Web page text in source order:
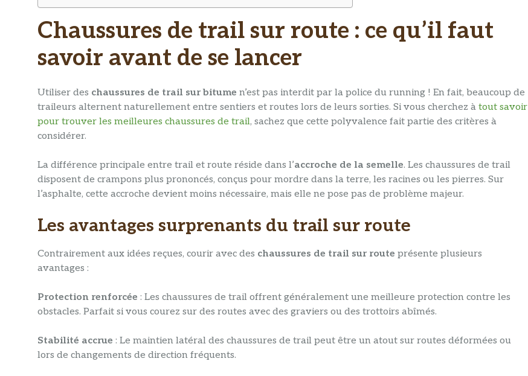
Chaussures de trail sur route : ce qu’il faut
savoir avant de se lancer
Utiliser des chaussures de trail sur bitume n’est pas interdit par la police du running ! En fait, beaucoup de
traileurs alternent naturellement entre sentiers et routes lors de leurs sorties. Si vous cherchez à tout savoir
pour trouver les meilleures chaussures de trail, sachez que cette polyvalence fait partie des critères à
considérer.
La différence principale entre trail et route réside dans l’accroche de la semelle. Les chaussures de trail
disposent de crampons plus prononcés, conçus pour mordre dans la terre, les racines ou les pierres. Sur
l’asphalte, cette accroche devient moins nécessaire, mais elle ne pose pas de problème majeur.
Les avantages surprenants du trail sur route
Contrairement aux idées reçues, courir avec des chaussures de trail sur route présente plusieurs
avantages :
Protection renforcée : Les chaussures de trail offrent généralement une meilleure protection contre les
obstacles. Parfait si vous courez sur des routes avec des graviers ou des trottoirs abîmés.
Stabilité accrue : Le maintien latéral des chaussures de trail peut être un atout sur routes déformées ou
lors de changements de direction fréquents.